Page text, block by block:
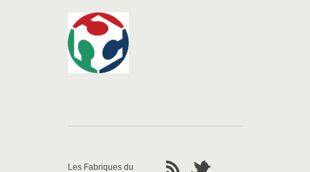
Les Fabriques du